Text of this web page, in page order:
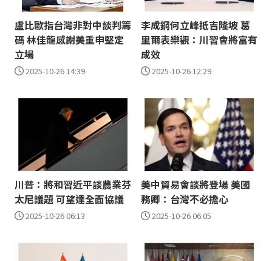
盧比歐指台灣非對中談判籌
碼 林佳龍感謝美重申堅定
立場
2025-10-26 14:39
李成鋼何立峰抵吉隆坡 葛
里爾表樂觀：川習會將富有
成效
2025-10-26 12:29
川普：將和習近平談農業芬
太尼議題 可望達全面協議
2025-10-26 06:13
美中貿易會談將登場 美國
務卿：台灣不必擔心
2025-10-26 06:05